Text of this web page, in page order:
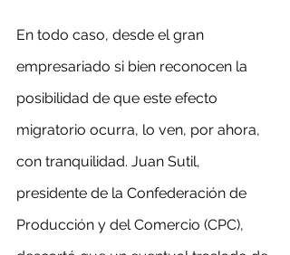
En todo caso, desde el gran
empresariado si bien reconocen la
posibilidad de que este efecto
migratorio ocurra, lo ven, por ahora,
con tranquilidad. Juan Sutil,
presidente de la Confederación de
Producción y del Comercio (CPC),